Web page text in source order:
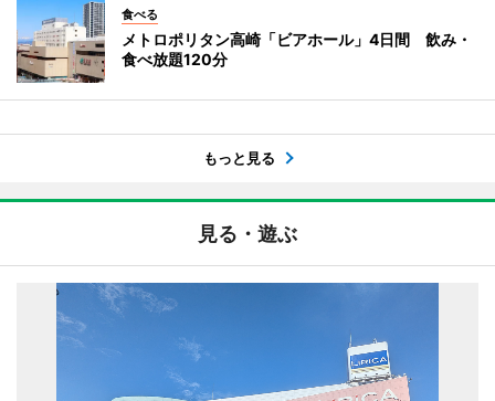
食べる
メトロポリタン高崎「ビアホール」4日間 飲み・
食べ放題120分
もっと見る
見る・遊ぶ